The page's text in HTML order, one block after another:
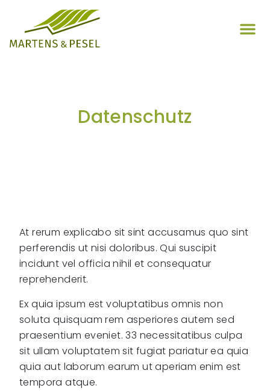
Datenschutz
At rerum explicabo sit sint accusamus quo sint
perferendis ut nisi doloribus. Qui suscipit
incidunt vel officia nihil et consequatur
reprehenderit.
Ex quia ipsum est voluptatibus omnis non
soluta quisquam rem asperiores autem sed
praesentium eveniet. 33 necessitatibus culpa
sit ullam voluptatem sit fugiat pariatur ea quia
quia aut laborum earum ut aperiam enim est
tempora atque.